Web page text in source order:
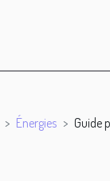
Énergies Guide